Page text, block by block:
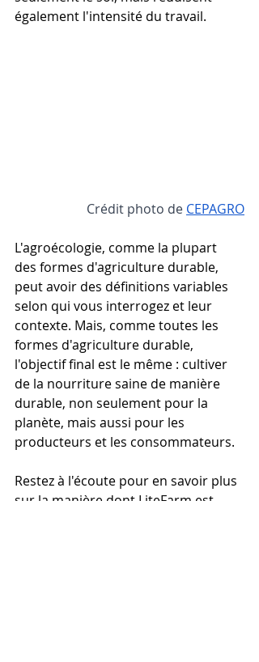
également l'intensité du travail.
Crédit photo de CEPAGRO
L'agroécologie, comme la plupart
des formes d'agriculture durable,
peut avoir des définitions variables
selon qui vous interrogez et leur
contexte. Mais, comme toutes les
formes d'agriculture durable,
l'objectif final est le même : cultiver
de la nourriture saine de manière
durable, non seulement pour la
planète, mais aussi pour les
producteurs et les consommateurs.
Restez à l'écoute pour en savoir plus
sur la manière dont LiteFarm est